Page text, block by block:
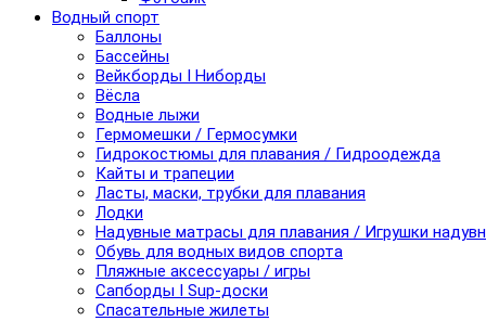
Водный спорт
Баллоны
Бассейны
Вейкборды I Ниборды
Вёсла
Водные лыжи
Гермомешки / Гермосумки
Гидрокостюмы для плавания / Гидроодежда
Кайты и трапеции
Ласты, маски, трубки для плавания
Лодки
Надувные матрасы для плавания / Игрушки
Обувь для водных видов спорта
Пляжные аксессуары / игры
Сапборды I Sup-доски
Спасательные жилеты